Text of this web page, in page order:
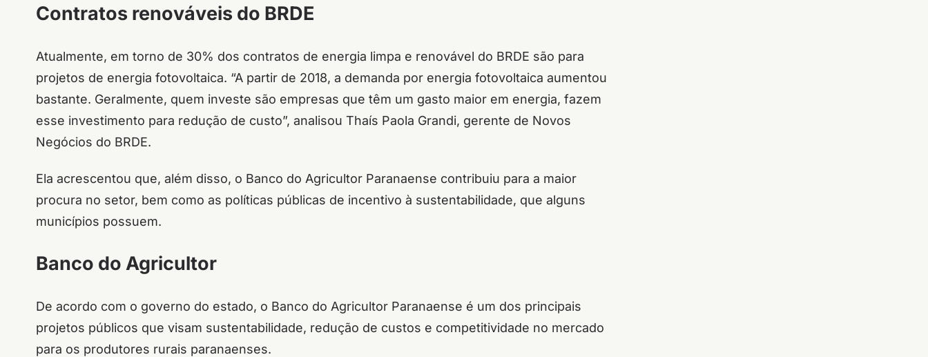
Contratos renováveis do BRDE
Atualmente, em torno de 30% dos contratos de energia limpa e renovável do BRDE são para
projetos de energia fotovoltaica. “A partir de 2018, a demanda por energia fotovoltaica aumentou
bastante. Geralmente, quem investe são empresas que têm um gasto maior em energia, fazem
esse investimento para redução de custo”, analisou Thaís Paola Grandi, gerente de Novos
Negócios do BRDE.
Ela acrescentou que, além disso, o Banco do Agricultor Paranaense contribuiu para a maior
procura no setor, bem como as políticas públicas de incentivo à sustentabilidade, que alguns
municípios possuem.
Banco do Agricultor
De acordo com o governo do estado, o Banco do Agricultor Paranaense é um dos principais
projetos públicos que visam sustentabilidade, redução de custos e competitividade no mercado
para os produtores rurais paranaenses.